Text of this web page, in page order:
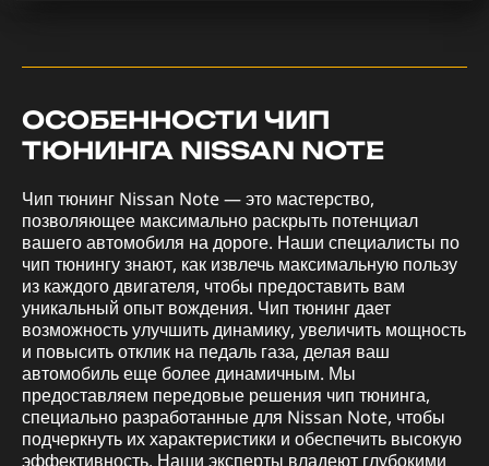
ОСОБЕННОСТИ ЧИП
ТЮНИНГА NISSAN NOTE
Чип тюнинг Nissan Note — это мастерство,
позволяющее максимально раскрыть потенциал
вашего автомобиля на дороге. Наши специалисты по
чип тюнингу знают, как извлечь максимальную пользу
из каждого двигателя, чтобы предоставить вам
уникальный опыт вождения. Чип тюнинг дает
возможность улучшить динамику, увеличить мощность
и повысить отклик на педаль газа, делая ваш
автомобиль еще более динамичным. Мы
предоставляем передовые решения чип тюнинга,
специально разработанные для Nissan Note, чтобы
подчеркнуть их характеристики и обеспечить высокую
эффективность. Наши эксперты владеют глубокими